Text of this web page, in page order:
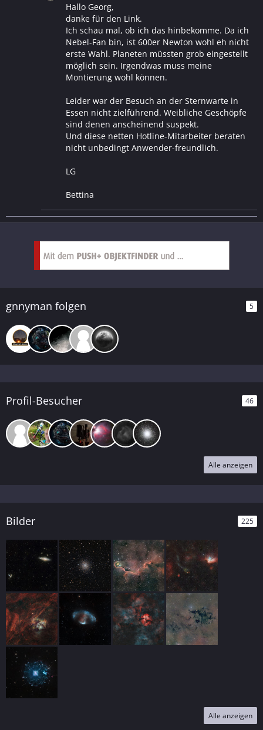
Hallo Georg,
danke für den Link.
Ich schau mal, ob ich das hinbekomme. Da ich
Nebel-Fan bin, ist 600er Newton wohl eh nicht
erste Wahl. Planeten müssten grob eingestellt
möglich sein. Irgendwas muss meine
Montierung wohl können.
Leider war der Besuch an der Sternwarte in
Essen nicht zielführend. Weibliche Geschöpfe
sind denen anscheinend suspekt.
Und diese netten Hotline-Mitarbeiter beraten
nicht unbedingt Anwender-freundlich.
LG
Bettina
gnnyman folgen 5
Profil-Besucher 46
Alle anzeigen
Bilder 225
Alle anzeigen